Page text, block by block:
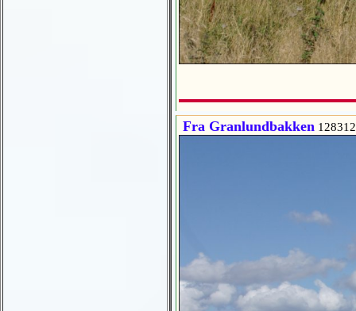
Fra Granlundbakken